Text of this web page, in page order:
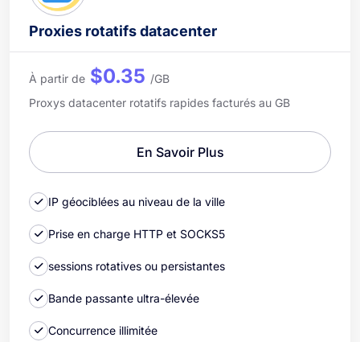
Proxies rotatifs datacenter
À partir de $0.35 /GB
Proxys datacenter rotatifs rapides facturés au GB
En Savoir Plus
IP géociblées au niveau de la ville
Prise en charge HTTP et SOCKS5
sessions rotatives ou persistantes
Bande passante ultra-élevée
Concurrence illimitée